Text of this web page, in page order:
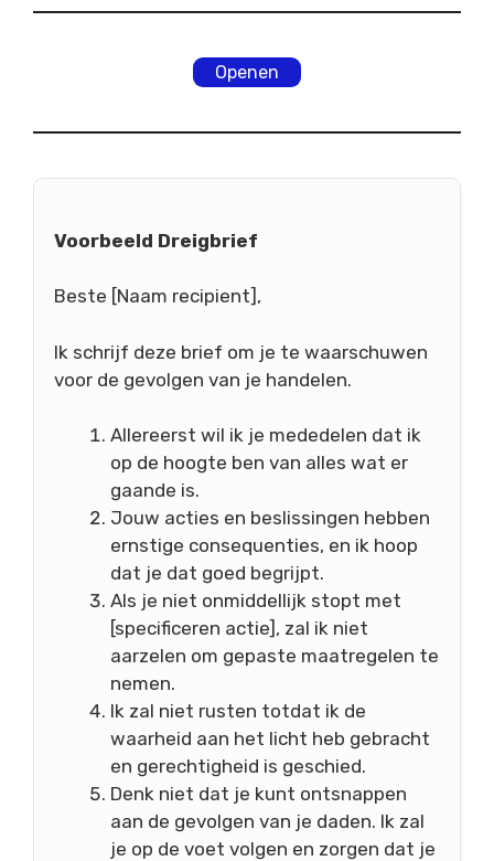
Openen
Voorbeeld Dreigbrief
Beste [Naam recipient],
Ik schrijf deze brief om je te waarschuwen
voor de gevolgen van je handelen.
Allereerst wil ik je mededelen dat ik
op de hoogte ben van alles wat er
gaande is.
Jouw acties en beslissingen hebben
ernstige consequenties, en ik hoop
dat je dat goed begrijpt.
Als je niet onmiddellijk stopt met
[specificeren actie], zal ik niet
aarzelen om gepaste maatregelen te
nemen.
Ik zal niet rusten totdat ik de
waarheid aan het licht heb gebracht
en gerechtigheid is geschied.
Denk niet dat je kunt ontsnappen
aan de gevolgen van je daden. Ik zal
je op de voet volgen en zorgen dat je